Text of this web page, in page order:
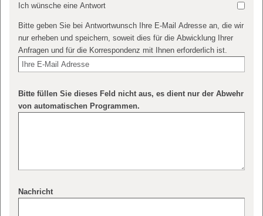
Ich wünsche eine Antwort
Bitte geben Sie bei Antwortwunsch Ihre E-Mail Adresse an, die wir
nur erheben und speichern, soweit dies für die Abwicklung Ihrer
Anfragen und für die Korrespondenz mit Ihnen erforderlich ist.
Bitte füllen Sie dieses Feld nicht aus, es dient nur der Abwehr
von automatischen Programmen.
Nachricht